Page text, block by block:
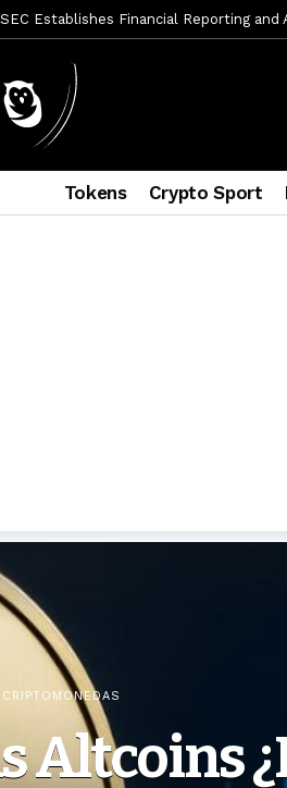
son acusados de planear un robo
sets Trump condition for CLARITY
a prisión al fundador de BitRiver por
Tokens Crypto Sport
Altcoins